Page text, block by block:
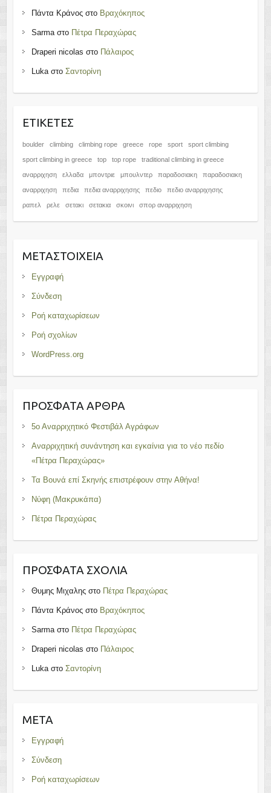
Πάντα Κράνοςστο Βραχόκηπος
Sarmaστο Πέτρα Περαχώρας
Draperi nicolas στο Πάλαιρος
Lukaστο Σαντορίνη
ΕΤΙΚΈΤΕΣ
boulder climbing climbing rope greece rope sport sport climbing
sport climbing in greece top top rope traditional climbing in greece
αναρριχηση ελλαδα μποντριε μπουλντερ παραδοσιακη παραδοσιακη
αναρριχηση πεδια πεδια αναρριχησης πεδιο πεδιο αναρριχησης
ραπελ ρελε σετακι σετακια σκοινι σπορ αναρριχηση
ΜΕΤΑΣΤΟΙΧΕΊΑ
Εγγραφή
Σύνδεση
Ροή καταχωρίσεων
Ροή σχολίων
WordPress.org
ΠΡΌΣΦΑΤΑ ΆΡΘΡΑ
5ο Αναρριχητικό Φεστιβάλ Αγράφων
Αναρριχητική συνάντηση και εγκαίνια για το νέο πεδίο
«Πέτρα Περαχώρας»
Τα Βουνά επί Σκηνής επιστρέφουν στην Αθήνα!
Νύφη (Μακρυκάπα)
Πέτρα Περαχώρας
ΠΡΌΣΦΑΤΑ ΣΧΌΛΙΑ
Θυμης Μιχαληςστο Πέτρα Περαχώρας
Πάντα Κράνοςστο Βραχόκηπος
Sarmaστο Πέτρα Περαχώρας
Draperi nicolas στο Πάλαιρος
Lukaστο Σαντορίνη
META
Εγγραφή
Σύνδεση
Ροή καταχωρίσεων